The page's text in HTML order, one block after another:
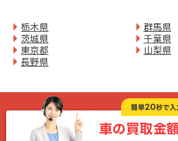
栃木県
群馬県
茨城県
千葉県
東京都
山梨県
長野県
簡単20秒で入
車の買取金